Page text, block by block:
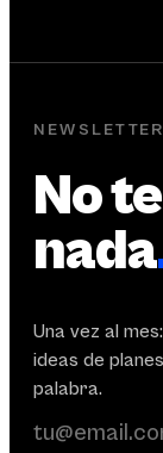
NEWSLETTER
No
nada
Una vez al
ideas de
palabra.